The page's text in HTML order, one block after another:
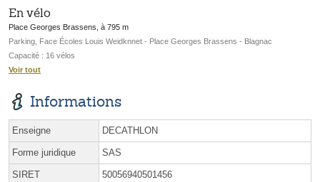
En vélo
Place Georges Brassens, à 795 m
Parking, Face Écoles Louis Weidknnet - Place Georges Brassens - Blagnac
Capacité : 16 vélos
Voir tout
Informations
Enseigne DECATHLON
Forme juridique SAS
SIRET 50056940501456